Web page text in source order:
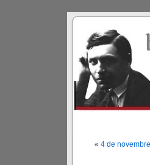
« 4 de